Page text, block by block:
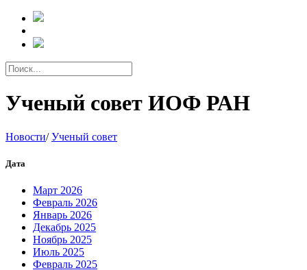
Ученый совет ИОФ РАН
Новости/ Ученый совет
Дата
Март 2026
Февраль 2026
Январь 2026
Декабрь 2025
Ноябрь 2025
Июль 2025
Февраль 2025